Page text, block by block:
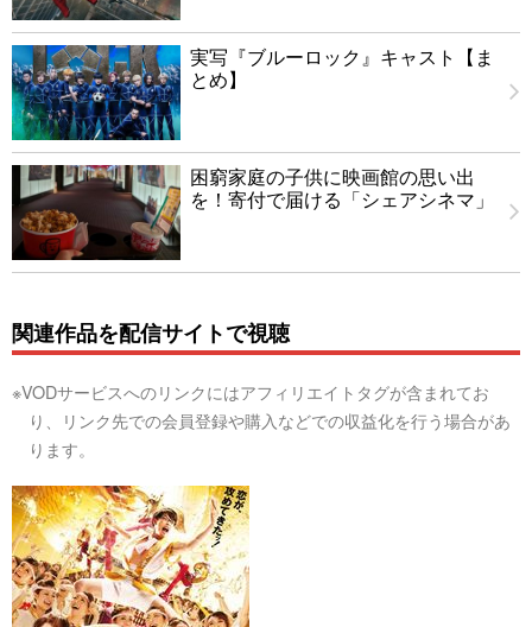
実写『ブルーロック』キャスト【ま
とめ】
困窮家庭の子供に映画館の思い出
を！寄付で届ける「シェアシネマ」
関連作品を配信サイトで視聴
※VODサービスへのリンクにはアフィリエイトタグが含まれてお
り、リンク先での会員登録や購入などでの収益化を行う場合があ
ります。